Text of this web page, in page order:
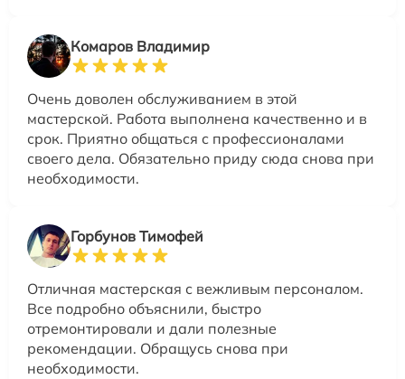
Комаров Владимир
Очень доволен обслуживанием в этой
мастерской. Работа выполнена качественно и в
срок. Приятно общаться с профессионалами
своего дела. Обязательно приду сюда снова при
необходимости.
Горбунов Тимофей
Отличная мастерская с вежливым персоналом.
Все подробно объяснили, быстро
отремонтировали и дали полезные
рекомендации. Обращусь снова при
необходимости.